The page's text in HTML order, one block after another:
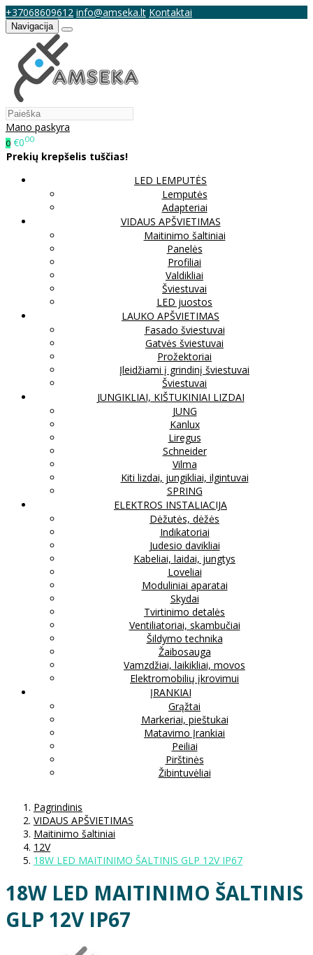
+37068609612 info@amseka.lt Kontaktai
Navigacija
Mano paskyra
0 €000
Prekių krepšelis tuščias!
LED LEMPUTĖS
Lemputės
Adapteriai
VIDAUS APŠVIETIMAS
Maitinimo šaltiniai
Panelės
Profiliai
Valdikliai
Šviestuvai
LED juostos
LAUKO APŠVIETIMAS
Fasado šviestuvai
Gatvės šviestuvai
Prožektoriai
Įleidžiami į grindinį šviestuvai
Šviestuvai
JUNGIKLIAI, KIŠTUKINIAI LIZDAI
JUNG
Kanlux
Liregus
Schneider
Vilma
Kiti lizdai, jungikliai, ilgintuvai
SPRING
ELEKTROS INSTALIACIJA
Dėžutės, dėžės
Indikatoriai
Judesio davikliai
Kabeliai, laidai, jungtys
Loveliai
Moduliniai aparatai
Skydai
Tvirtinimo detalės
Ventiliatoriai, skambučiai
Šildymo technika
Žaibosauga
Vamzdžiai, laikikliai, movos
Elektromobilių įkrovimui
ĮRANKIAI
Grąžtai
Markeriai, pieštukai
Matavimo Įrankiai
Peiliai
Pirštinės
Žibintuvėliai
Pagrindinis
VIDAUS APŠVIETIMAS
Maitinimo šaltiniai
12V
18W LED MAITINIMO ŠALTINIS GLP 12V IP67
18W LED MAITINIMO ŠALTINIS
GLP 12V IP67